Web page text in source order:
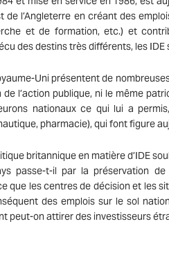
de l’Angleterre en créant des
et de formation, etc.) et
des destins très différents, les
Uni présentent de
l’action publique, ni le même
nationaux ce qui lui a
pharmacie), qui font figure
britannique en matière d’IDE
passe-t-il par la préservation de
que les centres de décision et les
des emplois sur le sol
peut-on attirer des investisseurs